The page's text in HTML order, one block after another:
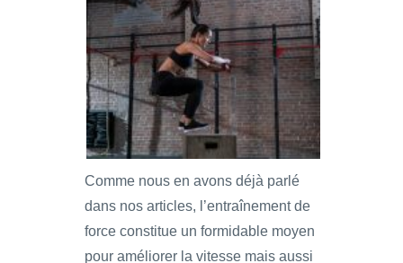
Comme nous en avons déjà parlé
dans nos articles, l’entraînement de
force constitue un formidable moyen
pour améliorer la vitesse mais aussi